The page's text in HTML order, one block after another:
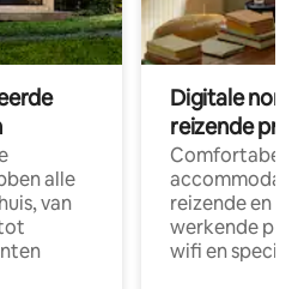
alle
van
Digitale
reizende
Comfortabele
reizende en
werkende
wifi en